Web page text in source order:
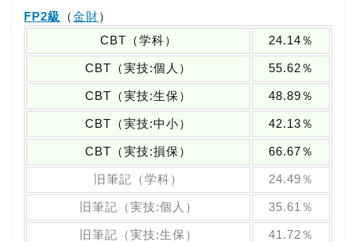
FP2級 （金財）
CBT（学科）
24.14％
CBT（実技:個人） 55.62％
CBT（実技:生保） 48.89％
CBT（実技:中小） 42.13％
CBT（実技:損保） 66.67％
旧筆記（学科） 24.49％
旧筆記（実技:個人） 35.61％
旧筆記（実技:生保） 41.72％